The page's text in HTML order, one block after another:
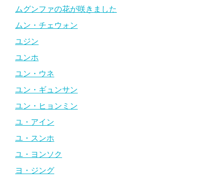
ムグンファの花が咲きました
ムン・チェウォン
ユジン
ユンホ
ユン・ウネ
ユン・ギュンサン
ユン・ヒョンミン
ユ・アイン
ユ・スンホ
ユ・ヨンソク
ヨ・ジング